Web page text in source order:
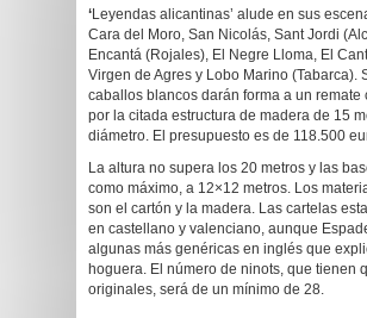
‘Leyendas alicantinas’ alude en sus
Cara del Moro, San Nicolás, Sant Jordi
Encantá (Rojales), El Negre Lloma, El
Virgen de Agres y Lobo Marino (Tabarca).
caballos blancos darán forma a un remate
por la citada estructura de madera de 15
diámetro. El presupuesto es de 118.500
La altura no supera los 20 metros y las
como máximo, a 12×12 metros. Los
son el cartón y la madera. Las cartelas
en castellano y valenciano, aunque
algunas más genéricas en inglés que
hoguera. El número de ninots, que tienen
originales, será de un mínimo de 28.